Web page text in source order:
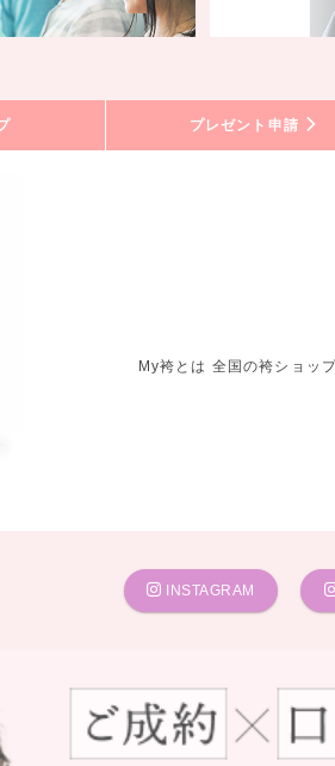
プレゼント申請
My袴とは 全国の袴ショッ
INSTAGRAM